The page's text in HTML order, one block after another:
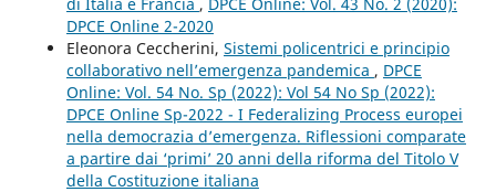
DPCE Online 2-2020
Eleonora Ceccherini, Sistemi policentrici e principio
collaborativo nell’emergenza pandemica , DPCE
Online: Vol. 54 No. Sp (2022): Vol 54 No Sp (2022):
DPCE Online Sp-2022 - I Federalizing Process europei
nella democrazia d’emergenza. Riflessioni comparate
a partire dai ‘primi’ 20 anni della riforma del Titolo V
della Costituzione italiana